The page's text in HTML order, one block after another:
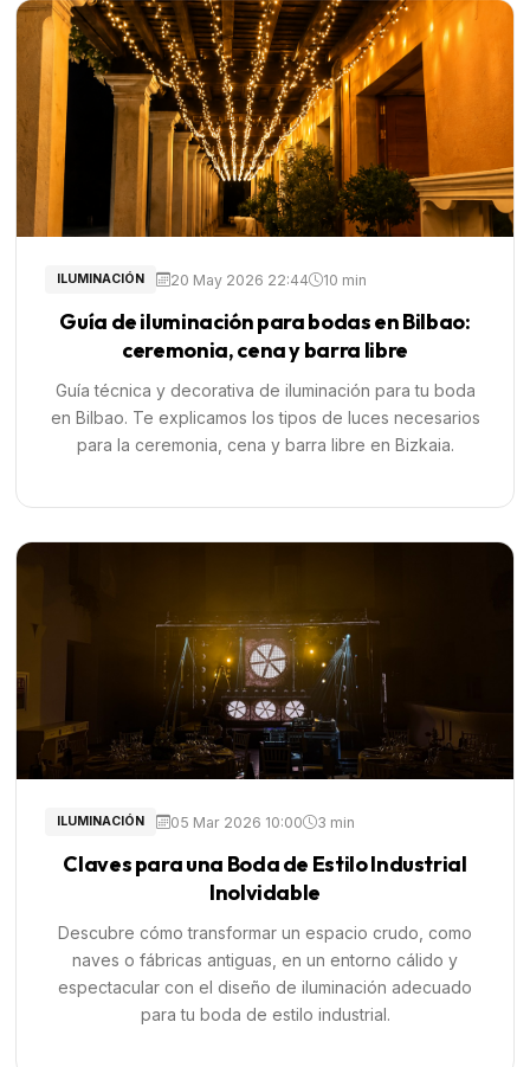
ILUMINACIÓN 20 May 2026 22:44 10 min
Guía de iluminación para bodas en Bilbao:
ceremonia, cena y barra libre
Guía técnica y decorativa de iluminación para tu boda
en Bilbao. Te explicamos los tipos de luces necesarios
para la ceremonia, cena y barra libre en Bizkaia.
ILUMINACIÓN 05 Mar 2026 10:00 3 min
Claves para una Boda de Estilo Industrial
Inolvidable
Descubre cómo transformar un espacio crudo, como
naves o fábricas antiguas, en un entorno cálido y
espectacular con el diseño de iluminación adecuado
para tu boda de estilo industrial.